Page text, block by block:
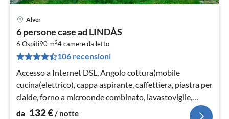
Alver
6 persone case ad LINDÅS
6 Ospiti90 m24camere da letto
106 recensioni
Accesso a Internet DSL, Angolo cottura(mobile
cucina(elettrico), cappa aspirante, caffettiera, piastra per
cialde, forno a microonde combinato, lavastoviglie,
frigorifero, congelat...
da 132€ / notte